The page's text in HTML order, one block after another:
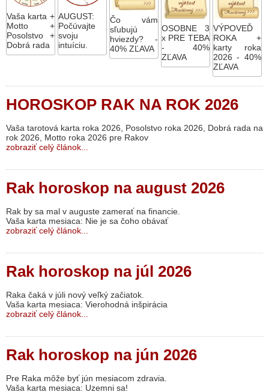
Vaša karta +
Motto +
Posolstvo +
Dobrá rada
AUGUST:
Počúvajte
svoju
intuíciu.
Čo vám
sľubujú
hviezdy? -
40% ZĽAVA
OSOBNE 3
x PRE TEBA
- 40%
ZĽAVA
VÝPOVEĎ
ROKA +
karty roka
2026 - 40%
ZĽAVA
HOROSKOP RAK NA ROK 2026
Vaša tarotová karta roka 2026, Posolstvo roka 2026, Dobrá rada na
rok 2026, Motto roka 2026 pre Rakov
zobraziť celý článok...
Rak horoskop na august 2026
Rak by sa mal v auguste zamerať na financie.
Vaša karta mesiaca: Nie je sa čoho obávať
zobraziť celý článok...
Rak horoskop na júl 2026
Raka čaká v júli nový veľký začiatok.
Vaša karta mesiaca: Vierohodná inšpirácia
zobraziť celý článok...
Rak horoskop na jún 2026
Pre Raka môže byť jún mesiacom zdravia.
Vaša karta mesiaca: Uzemni sa!